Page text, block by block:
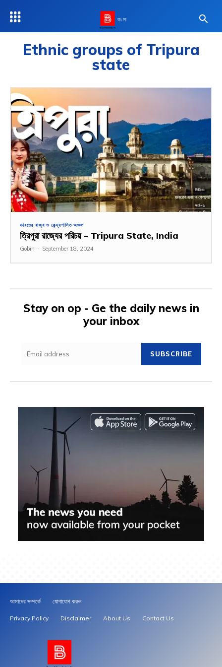
বাংলা
Ethnic groups of Tripura
state
ভারতের রাজ্য ও কেন্দ্রশাসিত অঞ্চল
ত্রিপুরা রাজ্যের পরিচয় – Tripura State, India
Gobin - September 18, 2024
Stay on op - Ge the daily news in
your inbox
SUBSCRIBE
আমাদের সম্পর্কে যোগাযোগ করুন
Privacy Policy Disclaimer About Us Contact Us